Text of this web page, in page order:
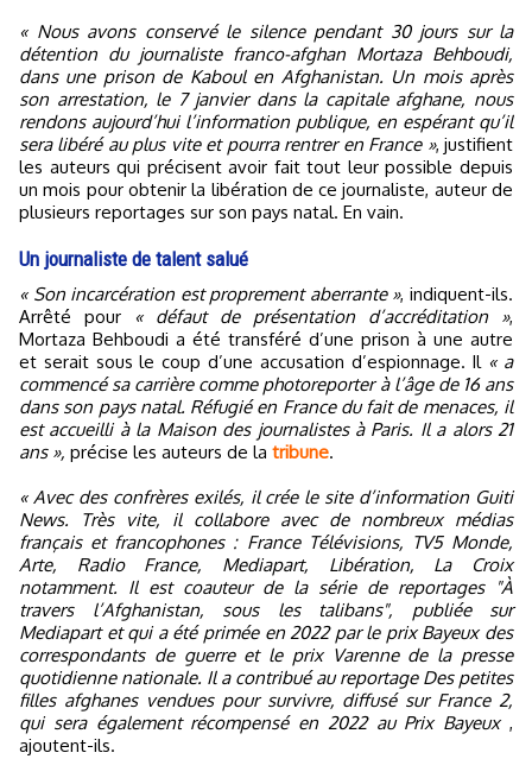
« Nous avons conservé le silence pendant 30 jours sur la
détention du journaliste franco-afghan Mortaza Behboudi,
dans une prison de Kaboul en Afghanistan. Un mois après
son arrestation, le 7 janvier dans la capitale afghane, nous
rendons aujourd’hui l’information publique, en espérant qu’il
sera libéré au plus vite et pourra rentrer en France », justifient
les auteurs qui précisent avoir fait tout leur possible depuis
un mois pour obtenir la libération de ce journaliste, auteur de
plusieurs reportages sur son pays natal. En vain.
Un journaliste de talent salué
« Son incarcération est proprement aberrante », indiquent-ils.
Arrêté pour
« défaut de présentation d’accréditation »,
Mortaza Behboudi a été transféré d’une prison à une autre
et serait sous le coup d’une accusation d’espionnage. Il « a
commencé sa carrière comme photoreporter à l’âge de 16 ans
dans son pays natal. Réfugié en France du fait de menaces, il
est accueilli à la Maison des journalistes à Paris. Il a alors 21
ans », précise les auteurs de la tribune.
« Avec des confrères exilés, il crée le site d’information Guiti
News. Très vite, il collabore avec de nombreux médias
français et francophones : France Télévisions, TV5 Monde,
Arte, Radio France, Mediapart, Libération, La Croix
notamment. Il est coauteur de la série de reportages "À
travers l’Afghanistan, sous les talibans", publiée sur
Mediapart et qui a été primée en 2022 par le prix Bayeux des
correspondants de guerre et le prix Varenne de la presse
quotidienne nationale. Il a contribué au reportage Des petites
filles afghanes vendues pour survivre, diffusé sur France 2,
qui sera également récompensé en 2022 au Prix Bayeux ,
ajoutent-ils.